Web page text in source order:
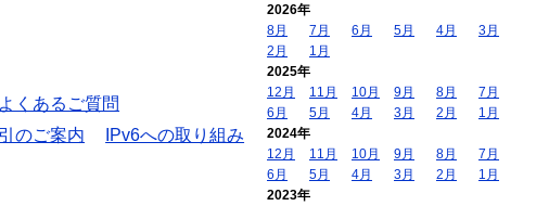
よくあるご質問
のご案内
IPv6への取り組み
2026年
8月
7月 6月 5月 4月
3月
2月
1月
2025年
12月
11月 10月 9月 8月
7月
6月
5月 4月 3月 2月
1月
2024年
12月
11月 10月 9月 8月
7月
6月
5月 4月 3月 2月
1月
2023年